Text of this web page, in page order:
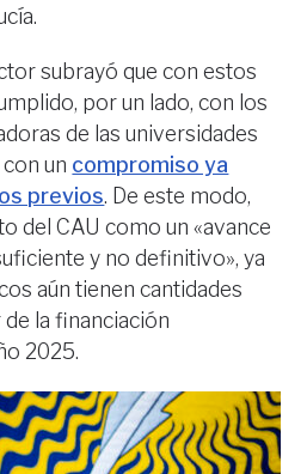
subrayó que con estos
por un lado, con los
de las universidades
un compromiso ya
previos. De este modo,
del CAU como un «avance
y no definitivo», ya
aún tienen cantidades
la financiación
2025.